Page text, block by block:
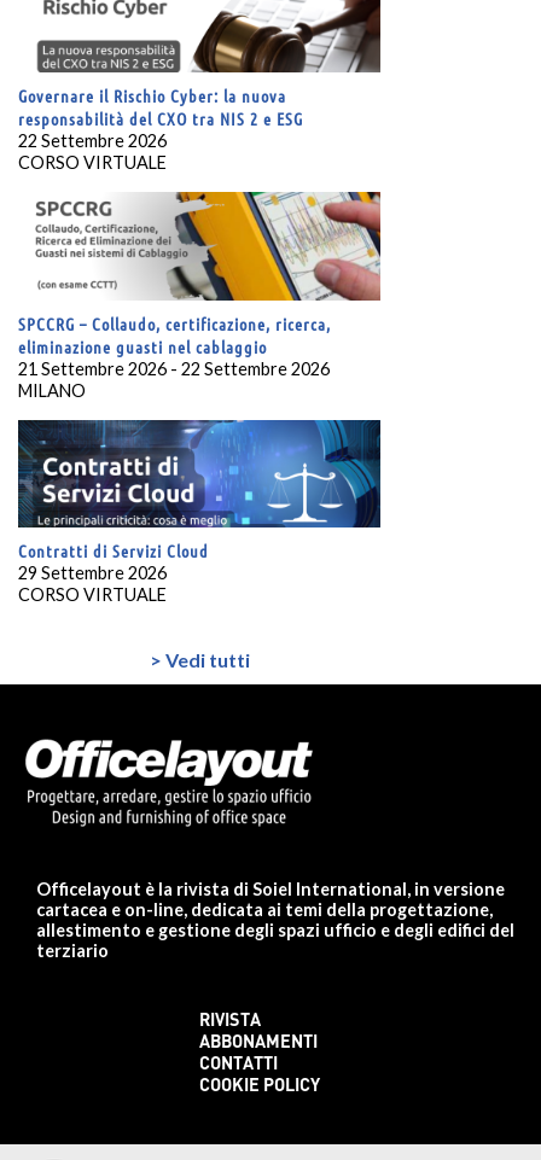
Governare il Rischio Cyber: la nuova
responsabilità del CXO tra NIS 2 e ESG
22 Settembre 2026
CORSO VIRTUALE
SPCCRG – Collaudo, certificazione, ricerca,
eliminazione guasti nel cablaggio
21 Settembre 2026 - 22 Settembre 2026
MILANO
Contratti di Servizi Cloud
29 Settembre 2026
CORSO VIRTUALE
> Vedi tutti
Officelayout è la rivista di Soiel International, in versione
cartacea e on-line, dedicata ai temi della progettazione,
allestimento e gestione degli spazi ufficio e degli edifici del
terziario
RIVISTA
ABBONAMENTI
CONTATTI
COOKIE POLICY